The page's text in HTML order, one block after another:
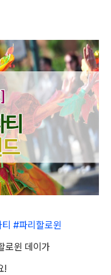
#파리할로윈
로윈 데이가
!